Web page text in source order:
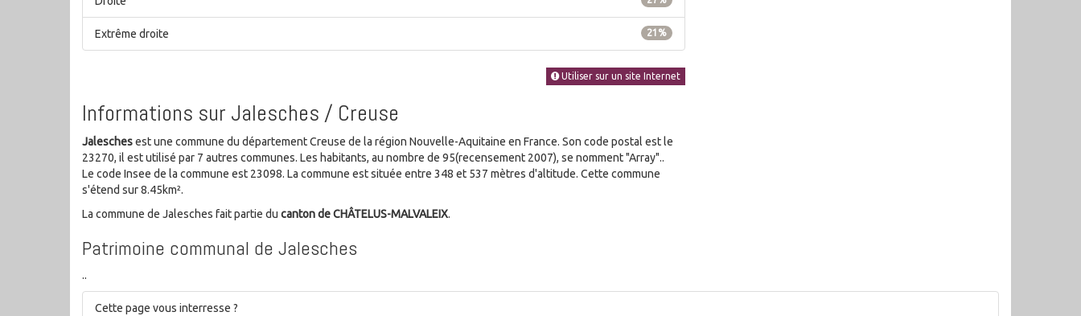
21%
Extrême droite
Utiliser sur un site Internet
Informations sur Jalesches / Creuse
Jaleschesest une commune du département Creuse de la région Nouvelle-Aquitaine en France. Son code postal est le
23270, il est utilisé par 7 autres communes. Les habitants, au nombre de 95(recensement 2007), se nomment "Array"..
Le code Insee de la commune est 23098. La commune est située entre 348 et 537 mètres d'altitude. Cette commune
s'étend sur 8.45km².
La commune de Jalesches fait partie du canton de CHÂTELUS-MALVALEIX.
Patrimoine communal de Jalesches
..
Cette page vous interresse ?